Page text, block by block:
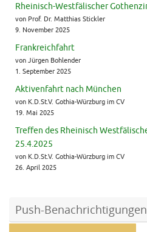
Rheinisch-Westfälischer
von Prof. Dr. Matthias Stickler
9. November 2025
Frankreichfahrt
von Jürgen Bohlender
1. September 2025
Aktivenfahrt nach München
von K.D.St.V. Gothia-Würzburg im CV
19. Mai 2025
Treffen des Rheinisch
25.4.2025
von K.D.St.V. Gothia-Würzburg im CV
26. April 2025
Push-Benachrichtigungen